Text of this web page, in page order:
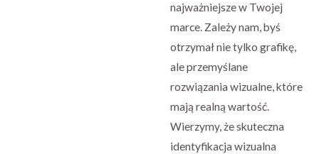
najważniejsze w Twojej
marce. Zależy nam, byś
otrzymał nie tylko grafikę,
ale przemyślane
rozwiązania wizualne, które
mają realną wartość.
Wierzymy, że skuteczna
identyfikacja wizualna